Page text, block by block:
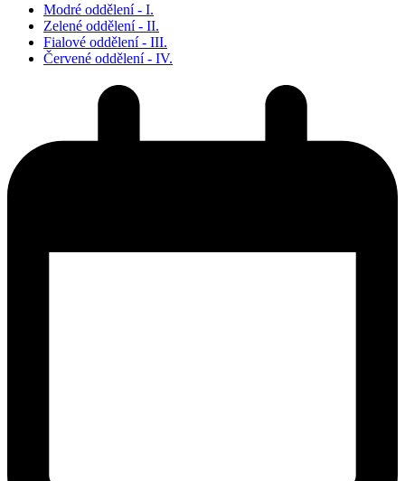
Modré oddělení - I.
Zelené oddělení - II.
Fialové oddělení - III.
Červené oddělení - IV.